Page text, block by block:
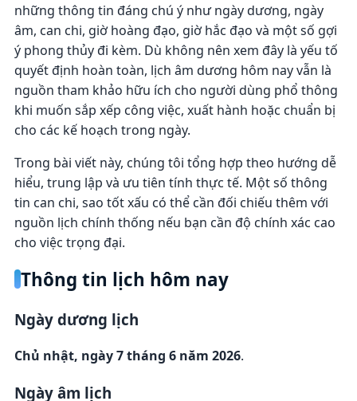
những thông tin đáng chú ý như ngày dương, ngày
âm, can chi, giờ hoàng đạo, giờ hắc đạo và một số gợi
ý phong thủy đi kèm. Dù không nên xem đây là yếu tố
quyết định hoàn toàn, lịch âm dương hôm nay vẫn là
nguồn tham khảo hữu ích cho người dùng phổ thông
khi muốn sắp xếp công việc, xuất hành hoặc chuẩn bị
cho các kế hoạch trong ngày.
Trong bài viết này, chúng tôi tổng hợp theo hướng dễ
hiểu, trung lập và ưu tiên tính thực tế. Một số thông
tin can chi, sao tốt xấu có thể cần đối chiếu thêm với
nguồn lịch chính thống nếu bạn cần độ chính xác cao
cho việc trọng đại.
Thông tin lịch hôm nay
Ngày dương lịch
Chủ nhật, ngày 7 tháng 6 năm 2026.
Ngày âm lịch